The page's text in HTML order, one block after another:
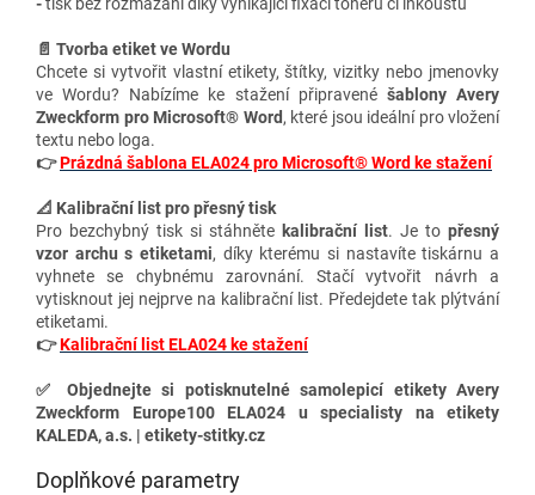
-tisk bez rozmazání díky vynikající fixaci toneru či inkoustu
📄 Tvorba etiket ve Wordu
Chcete si vytvořit vlastní etikety, štítky, vizitky nebo jmenovky
ve Wordu? Nabízíme ke stažení připravené šablony Avery
Zweckform pro Microsoft® Word, které jsou ideální pro vložení
textu nebo loga.
👉Prázdná šablona ELA024 pro Microsoft® Word ke stažení
📐 Kalibrační list pro přesný tisk
Pro bezchybný tisk si stáhněte kalibrační list. Je to přesný
vzor archu s etiketami, díky kterému si nastavíte tiskárnu a
vyhnete se chybnému zarovnání. Stačí vytvořit návrh a
vytisknout jej nejprve na kalibrační list. Předejdete tak plýtvání
etiketami.
👉Kalibrační list ELA024 ke stažení
✅ Objednejte si potisknutelné samolepicí etikety Avery
Zweckform Europe100 ELA024 u specialisty na etikety
KALEDA, a.s. | etikety-stitky.cz
Doplňkové parametry